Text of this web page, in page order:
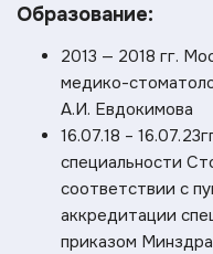
Образование:
2013 — 2018 гг.
медико-
А.И. Евдокимова
16.07.18 –
специальности
соответствии с
аккредитации
приказом